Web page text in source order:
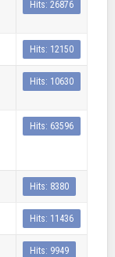
Hits: 26876
Hits: 12150
Hits: 10630
Hits: 63596
Hits: 8380
Hits: 11436
Hits: 9949